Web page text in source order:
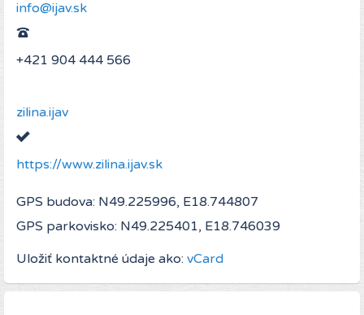
+421 904 444 566
zilina.ijav
https://www.zilina.ijav.sk
GPS budova: N49.225996, E18.744807
GPS parkovisko: N49.225401, E18.746039
Uložiť kontaktné údaje ako: vCard